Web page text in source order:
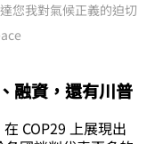
您我對氣候正義的迫切
融資，還有川普
COP29 上展現出